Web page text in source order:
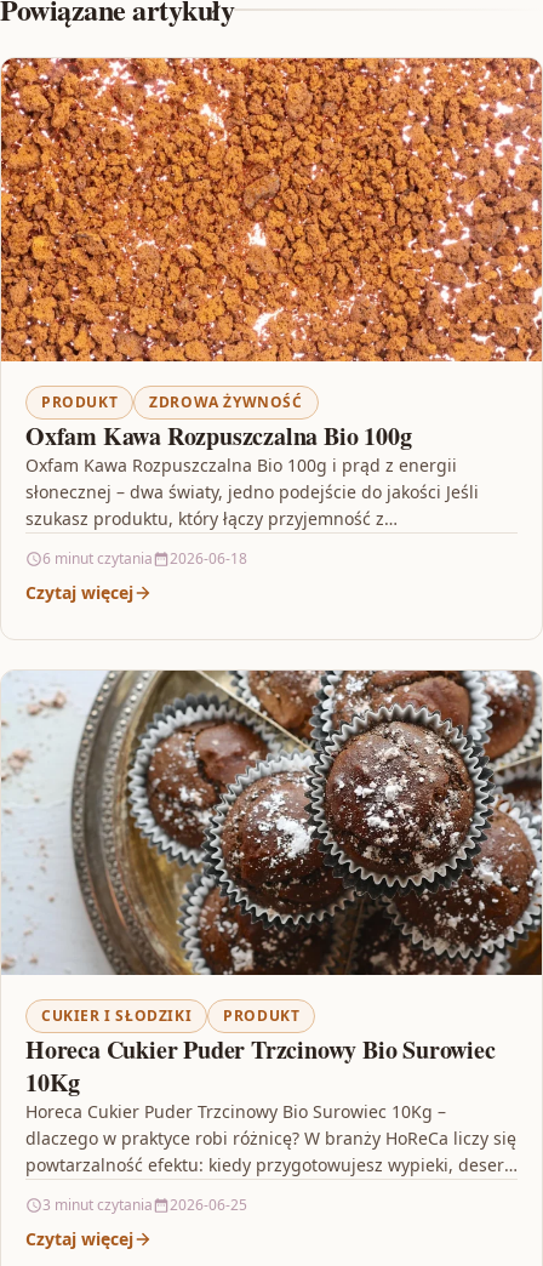
Powiązane artykuły
PRODUKT ZDROWA ŻYWNOŚĆ
Oxfam Kawa Rozpuszczalna Bio 100g
Oxfam Kawa Rozpuszczalna Bio 100g i prąd z energii
słonecznej – dwa światy, jedno podejście do jakości Jeśli
szukasz produktu, który łączy przyjemność z…
6 minut czytania 2026-06-18
Czytaj więcej
CUKIER I SŁODZIKI PRODUKT
Horeca Cukier Puder Trzcinowy Bio Surowiec
10Kg
Horeca Cukier Puder Trzcinowy Bio Surowiec 10Kg –
dlaczego w praktyce robi różnicę? W branży HoReCa liczy się
powtarzalność efektu: kiedy przygotowujesz wypieki, desery,
3 minut czytania 2026-06-25
Czytaj więcej